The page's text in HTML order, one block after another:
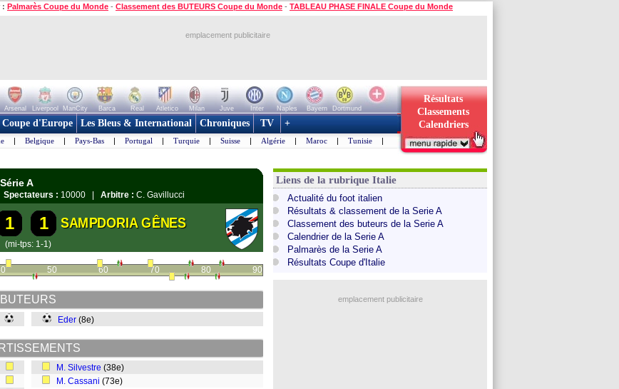
: Palmarès Coupe du Monde - Classement des BUTEURS Coupe du Monde - TABLEAU PHASE FINALE Coupe du Monde
emplacement publicitaire
Arsenal Liverpool ManCity Barca Real Atletico Milan Juve Inter Naples Bayern
Dortmund
Résultats
Classements
Calendriers
Coupe d'Europe Les Bleus & International Chroniques TV +
| Belgique | Pays-Bas | Portugal | Turquie | Suisse | Algérie | Maroc | Tunisie |
A
Spectateurs : 10000 | Arbitre : C. Gavillucci
1 1 SAMPDORIA GÊNES
(mi-tps: 1-1)
50 60 70 80 90
BUTEURS
Eder (8e)
M. Silvestre (38e)
M. Cassani (73e)
Liens de la rubrique Italie
Actualité du foot italien
Résultats & classement de la Serie A
Classement des buteurs de la Serie A
Calendrier de la Serie A
Palmarès de la Serie A
Résultats Coupe d'Italie
emplacement publicitaire